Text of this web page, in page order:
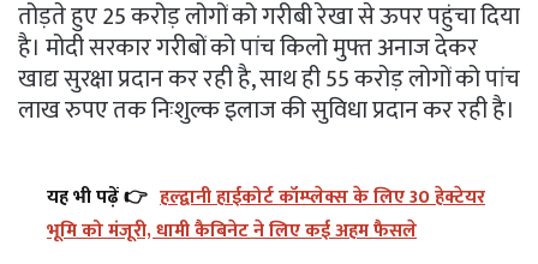
तोड़ते हुए 25 करोड़ लोगों को गरीबी रेखा से ऊपर पहुंचा दिया
है। मोदी सरकार गरीबों को पांच किलो मुफ्त अनाज देकर
खाद्य सुरक्षा प्रदान कर रही है, साथ ही 55 करोड़ लोगों को पांच
लाख रुपए तक निःशुल्क इलाज की सुविधा प्रदान कर रही है।
यह भी पढ़ें 👉 हल्द्वानी हाईकोर्ट कॉम्प्लेक्स के लिए 30 हेक्टेयर
भूमि को मंजूरी, धामी कैबिनेट ने लिए कई अहम फैसले